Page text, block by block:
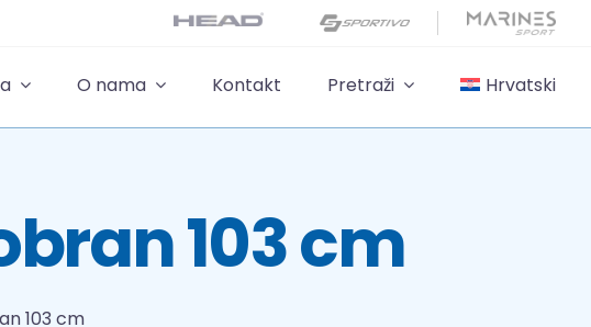
O nama Kontakt Pretraži Hrvatski
103 cm
103 cm